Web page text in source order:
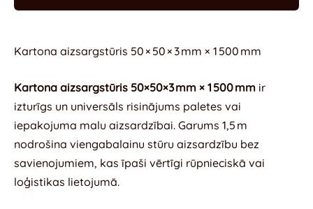
Kartona aizsargstūris 50 × 50 × 3 mm × 1 500 mm
Kartona aizsargstūris 50×50×3 mm × 1 500 mm ir
izturīgs un universāls risinājums paletes vai
iepakojuma malu aizsardzībai. Garums 1,5 m
nodrošina viengabalainu stūru aizsardzību bez
savienojumiem, kas īpaši vērtīgi rūpnieciskā vai
loģistikas lietojumā.